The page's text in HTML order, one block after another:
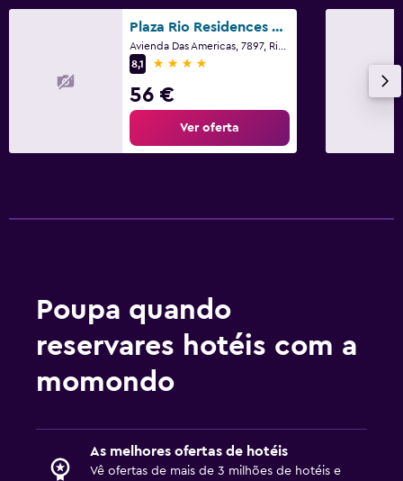
Plaza Rio Residences - Barra First
8,1
4 estrelas
56 €
Ver oferta
Poupa quando
reservares hotéis com a
momondo
As melhores ofertas de hotéis
Vê ofertas de mais de 3 milhões de hotéis e